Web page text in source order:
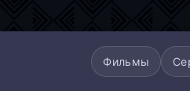
Фильмы